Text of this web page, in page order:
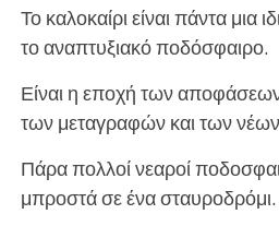
Το καλοκαίρι είναι πάντα μια
το αναπτυξιακό ποδόσφαιρο.
Είναι η εποχή των
των μεταγραφών και των
Πάρα πολλοί νεαροί
μπροστά σε ένα σταυροδρόμι.